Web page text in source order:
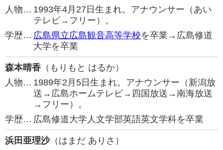
人物… 1993年4月27日生まれ。アナウンサー（あい
テレビ→フリー）。
学歴… 広島県立広島観音高等学校を卒業→広島修道
大学を卒業
森本晴香 （もりもと はるか）
人物… 1989年2月5日生まれ。アナウンサー（新潟放
送→広島ホームテレビ→四国放送→南海放送
→フリー）。
学歴… 広島修道大学人文学部英語英文学科を卒業
浜田亜理沙（はまだ ありさ）